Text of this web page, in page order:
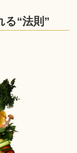
る“法則”